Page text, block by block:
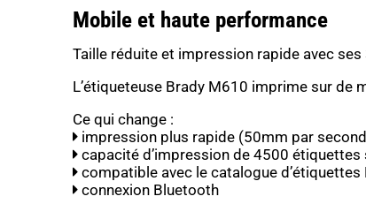
Mobile et haute performance
Taille réduite et impression rapide avec
L’étiqueteuse Brady M610 imprime sur de
Ce qui change :
impression plus rapide (50mm par
capacité d’impression de 4500 étiquettes
compatible avec le catalogue
connexion Bluetooth